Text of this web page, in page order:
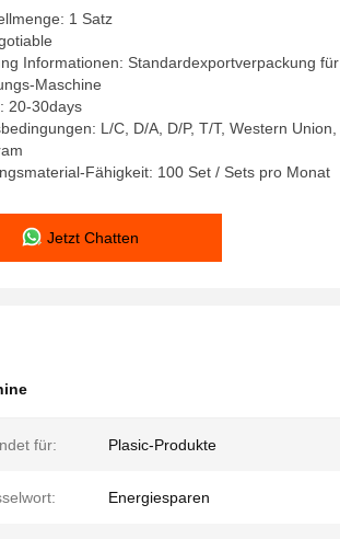
1 Satz
Informationen: Standardexportverpackung für
Maschine
20-30days
L/C, D/A, D/P, T/T, Western Union,
Fähigkeit: 100 Set / Sets pro Monat
Jetzt Chatten
für: Plasic-Produkte
Energiesparen